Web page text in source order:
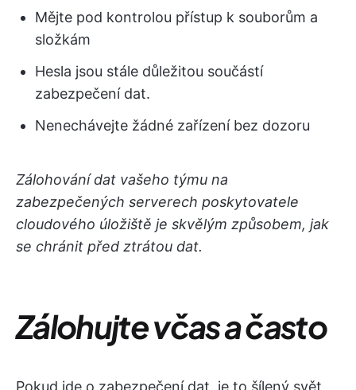
Mějte pod kontrolou přístup k souborům a
složkám
Hesla jsou stále důležitou součástí
zabezpečení dat.
Nenechávejte žádné zařízení bez dozoru
Zálohování dat vašeho týmu na
zabezpečených serverech poskytovatele
cloudového úložiště je skvělým způsobem, jak
se chránit před ztrátou dat.
Zálohujte včas a často
Pokud jde o zabezpečení dat, je to šílený svět.